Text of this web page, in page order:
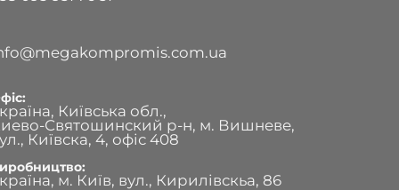
Київська обл.,
Святошинский р-н, м. Вишневе,
Київска, 4, офіс 408
м. Київ, вул., Кирилівскьа, 86